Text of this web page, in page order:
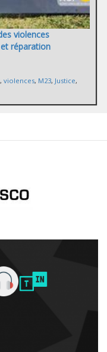
violences
réparation
, violences, M23, Justice,